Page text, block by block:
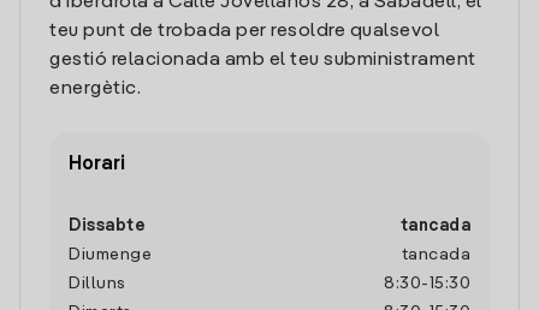
teu punt de trobada per resoldre qualsevol
gestió relacionada amb el teu subministrament
energètic.
Horari
Dissabte
tancada
Diumenge
tancada
Dilluns
8:30- 15:30